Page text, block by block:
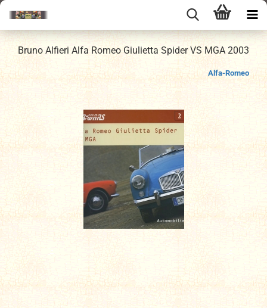
Bruno Alfieri Alfa Romeo Giulietta Spider VS MGA 2003
Alfa-Romeo